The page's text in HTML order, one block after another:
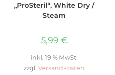
„ProSteril“, White Dry /
Steam
5,99 €
inkl. 19 % MwSt.
zzgl. Versandkosten